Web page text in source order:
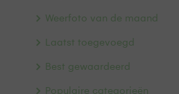
Weerfoto van de maand
Laatst toegevoegd
Best gewaardeerd
Populaire categorieën